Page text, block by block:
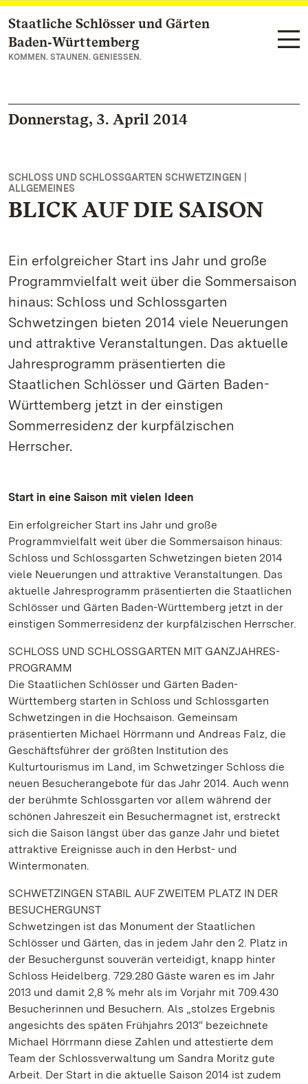
Zum Hauptinhalt springen
Staatliche Schlösser und Gärten
Baden‑Württemberg
KOMMEN. STAUNEN. GENIESSEN.
Donnerstag, 3. April 2014
SCHLOSS UND SCHLOSSGARTEN SCHWETZINGEN |
ALLGEMEINES
BLICK AUF DIE SAISON
Ein erfolgreicher Start ins Jahr und große
Programmvielfalt weit über die Sommersaison
hinaus: Schloss und Schlossgarten
Schwetzingen bieten 2014 viele Neuerungen
und attraktive Veranstaltungen. Das aktuelle
Jahresprogramm präsentierten die
Staatlichen Schlösser und Gärten Baden-
Württemberg jetzt in der einstigen
Sommerresidenz der kurpfälzischen
Herrscher.
Start in eine Saison mit vielen Ideen
Ein erfolgreicher Start ins Jahr und große
Programmvielfalt weit über die Sommersaison hinaus:
Schloss und Schlossgarten Schwetzingen bieten 2014
viele Neuerungen und attraktive Veranstaltungen. Das
aktuelle Jahresprogramm präsentierten die Staatlichen
Schlösser und Gärten Baden-Württemberg jetzt in der
einstigen Sommerresidenz der kurpfälzischen Herrscher.
SCHLOSS UND SCHLOSSGARTEN MIT GANZJAHRES-
PROGRAMM
Die Staatlichen Schlösser und Gärten Baden-
Württemberg starten in Schloss und Schlossgarten
Schwetzingen in die Hochsaison. Gemeinsam
präsentierten Michael Hörrmann und Andreas Falz, die
Geschäftsführer der größten Institution des
Kulturtourismus im Land, im Schwetzinger Schloss die
neuen Besucherangebote für das Jahr 2014. Auch wenn
der berühmte Schlossgarten vor allem während der
schönen Jahreszeit ein Besuchermagnet ist, erstreckt
sich die Saison längst über das ganze Jahr und bietet
attraktive Ereignisse auch in den Herbst- und
Wintermonaten.
SCHWETZINGEN STABIL AUF ZWEITEM PLATZ IN DER
BESUCHERGUNST
Schwetzingen ist das Monument der Staatlichen
Schlösser und Gärten, das in jedem Jahr den 2. Platz in
der Besuchergunst souverän verteidigt, knapp hinter
Schloss Heidelberg. 729.280 Gäste waren es im Jahr
2013 und damit 2,8 % mehr als im Vorjahr mit 709.430
Besucherinnen und Besuchern. Als „stolzes Ergebnis
angesichts des späten Frühjahrs 2013“ bezeichnete
Michael Hörrmann diese Zahlen und attestierte dem
Team der Schlossverwaltung um Sandra Moritz gute
Arbeit. Der Start in die aktuelle Saison 2014 ist zudem